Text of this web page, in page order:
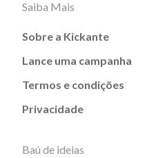
Saiba Mais
Sobre a Kickante
Lance uma campanha
Termos e condições
Privacidade
Baú de ideias